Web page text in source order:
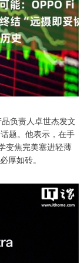
负责人卓世杰发文
题。他表示，在手
变焦完美塞进轻薄
厚如砖。